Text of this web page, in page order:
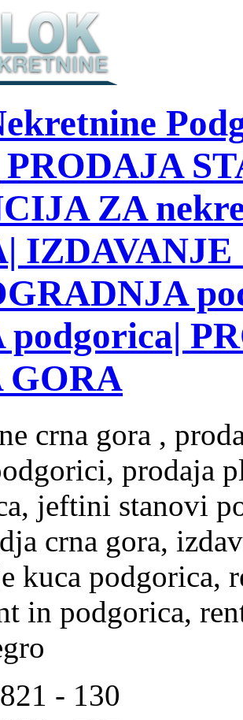
ZA
IZDAVANJE
podgorica|
GORA
crna gora ,
prodaja
jeftini stanovi
crna gora,
kuca podgorica,
in podgorica,
- 130